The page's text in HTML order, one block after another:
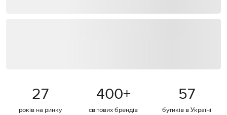
27
років на ринку
400+
світових брендів
57
бутиків в Україні